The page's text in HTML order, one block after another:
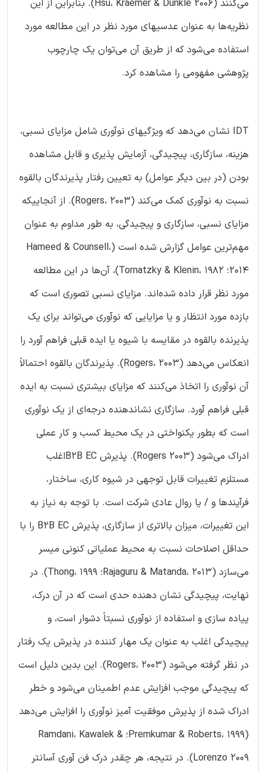
می‌کنند (Hsu، Kraemer & Dunkle 2006). بنابراین از این
نظریه‌ها به عنوان عدسیهای مورد نظر در این مطالعه مورد
استفاده می‌شود که از طریق آن می‌توان یک چارچوب
پژوهشی مفهومی را مشاهده کرد.
IDT نشان می‌دهد که ویژگیهای نوآوری شامل مزایای نسبی،
هزینه، سازگاری، پیچیدگی، آزمایش پذیری و قابل مشاهده
بودن (در بین دیگر عوامل) به تعیین رفتار پذیرندگان بالقوه
نسبت به نوآوری کمک می‌کند (Rogers، 2003). از آنجاییکه
مزایای نسبی، سازگاری و پیچیدگی، به طور مداوم به عنوان
مهم‌ترین عوامل گزارش شده است (Hameed & Counsell،
2014؛ Tornatzky & Klenin، 1982)، آن‌ها در این مطالعه
مورد نظر قرار داده شده‌اند. مزایای نسبی تصوری است که
بازده مورد انتظار و یا مزایایی که نوآوری می‌تواند برای یک
پذیرنده بالقوه در مقایسه با شیوه یا ایده قبلی فراهم آورد را
انعکاس می‌دهد (Rogers، 2003). پذیرندگان بالقوه احتمالاً
آن نوآوری را اتخاذ می‌کنند که مزایای بیشتری نسبت به ایده
قبلی فراهم آورد. سازگاری نشاندهنده درجه‌ای از یک نوآوری
است که بطور یکنواختی در یک محیط کسب و کار عملی
ادراک می‌شود (Rogers 2003). پذیرش B2B ECاغلب
مستلزم تغییرات قابل توجهی در شیوه کاری، ساختار،
فرآیندها و / یا روال عادی شرکت است. با توجه به نیاز به
این تغییرات، میزان بالاتری از سازگاری، پذیرش B2B EC را با
حداقل اصلاحات نسبت به محیط عملیاتی کنونی میسر
می‌سازد (Rajaguru & Matanda، 2013؛ Thong، 1999). در
نهایت، پیچیدگی نشان دهنده حدی است که در آن درک،
پیاده سازی و استفاده از نوآوری نسبتاً دشوار است، و
پیچیدگی اغلب به عنوان یک مهار کننده در پذیرش یک رفتار
در نظر گرفته می‌شود (Rogers، 2003). این بدین دلیل است
که پیچیدگی موجب افزایش عدم اطمینان می‌شود و خطر
ادراک شده از پذیرش موفقیت آمیز نوآوری را افزایش می‌دهد
(Premkumar & Roberts، 1999؛ Ramdani، Kawalek &
Lorenzo 2009). در نتیجه، هر چقدر درک فن آوری آسانتر